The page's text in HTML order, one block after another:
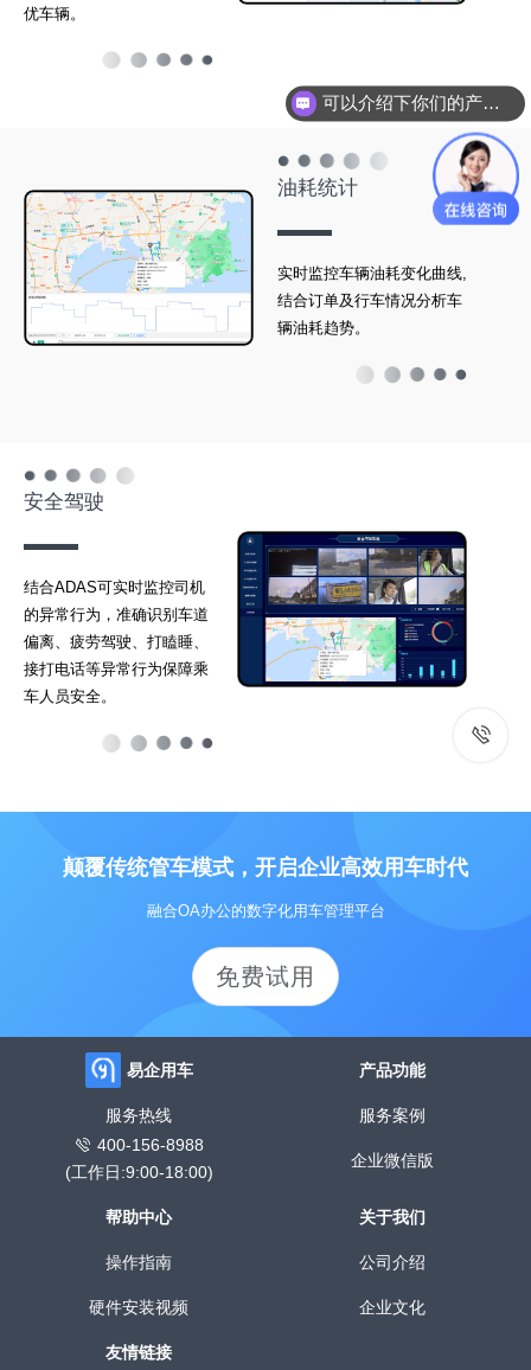
优车辆。
油耗统计
实时监控车辆油耗变化曲线,
结合订单及行车情况分析车
辆油耗趋势。
安全驾驶
结合ADAS可实时监控司机
的异常行为，准确识别车道
偏离、疲劳驾驶、打瞌睡、
接打电话等异常行为保障乘
车人员安全。
颠覆传统管车模式，开启企业高效用车时代
融合OA办公的数字化用车管理平台
免费试用
易企用车
服务热线
400-156-8988
(工作日:9:00-18:00)
产品功能
服务案例
企业微信版
帮助中心
操作指南
硬件安装视频
关于我们
公司介绍
企业文化
友情链接
可以介绍下你们的产品么？